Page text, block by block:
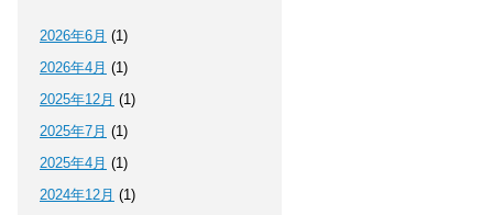
2026年6月 (1)
2026年4月 (1)
2025年12月 (1)
2025年7月 (1)
2025年4月 (1)
2024年12月 (1)